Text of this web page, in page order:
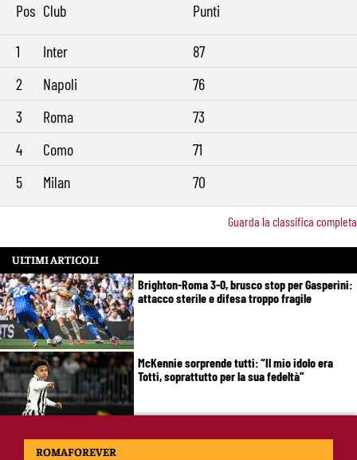
9:32
Mercato Roma, Gasperini aspetta ancora il suo trequartista: Nusa
sfuma, ora Fofana e Gittens
Pos Club Punti
1 Inter
87
2
Napoli
76
3
Roma
73
4
Como
71
5
Milan 70
Guarda la classifica completa
ULTIMI ARTICOLI
Brighton-Roma 3-0, brusco stop per Gasperini:
attacco sterile e difesa troppo fragile
McKennie sorprende tutti: “Il mio idolo era
Totti, soprattutto per la sua fedeltà”
Roma-Endrick, Gasperini ci prova davvero:
ROMAFOREVER